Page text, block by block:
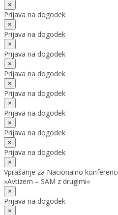
×
Prijava na dogodek
×
Prijava na dogodek
×
Prijava na dogodek
×
Prijava na dogodek
×
Prijava na dogodek
×
Prijava na dogodek
×
Prijava na dogodek
×
Prijava na dogodek
×
Vprašanje za Nacionalno
»Avtizem – SAM z drugimi«
×
Prijava na dogodek
×